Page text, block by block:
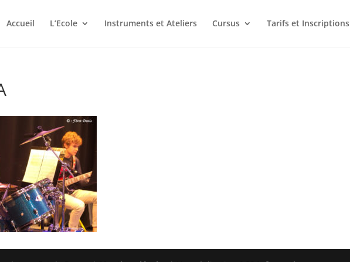
Accueil L’Ecole Instruments et Ateliers Cursus Tarifs et Inscriptions